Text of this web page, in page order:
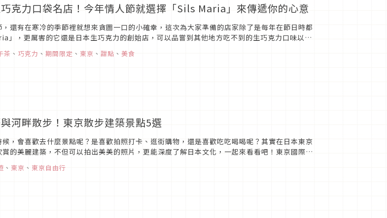
克力口袋名店！今年情人節就選擇「Sils Maria」來傳遞你的心意
還有在寒冷的季節裡就想來貪圖一口的小確幸，這次為大家準備的店家除了是每年在節日時都
」，更厲害的它還是日本生巧克力的創始店，可以品嘗到其他地方吃不到的生巧克力口味以
飲料選擇都很豐富，熱愛巧克力的你一定不會想錯過這家連日本人都想私...
茶 、 巧克力 、 期間限定 、 東京 、 甜點 、 美食
河畔散步！東京散步建築景點5選
，會喜歡去什麼景點呢？是喜歡拍照打卡、逛街購物，還是喜歡吃吃喝喝呢？其實在日本東京
的美麗建築，不但可以拍出美美的照片，更能深度了解日本文化，一起來看看吧！東京國際論
、 東京 、 東京自由行